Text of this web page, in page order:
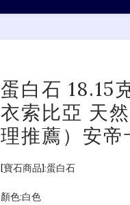
蛋白石 18.15
衣索比亞 天
理推薦）安帝
[寶石商品]:蛋白石
顏色:白色